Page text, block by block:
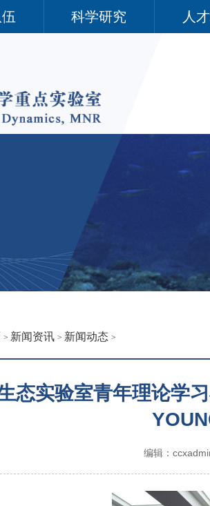
科学研究 人
> 新闻资讯 > 新闻动态 >
态实验室青年理论学
编辑：